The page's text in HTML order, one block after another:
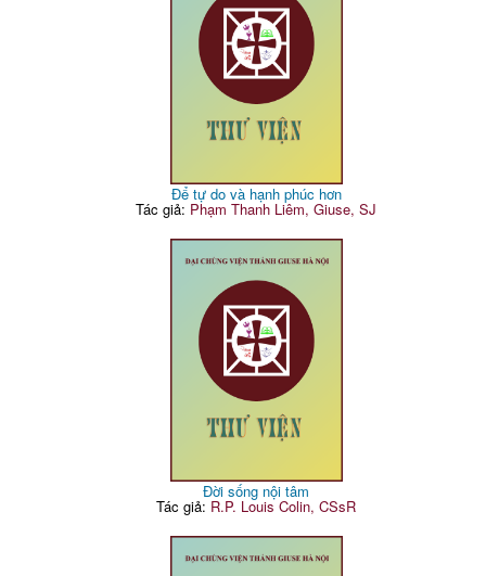
Để tự do và hạnh phúc hơn
Tác giả: Phạm Thanh Liêm, Giuse, SJ
Đời sống nội tâm
Tác giả: R.P. Louis Colin, CSsR